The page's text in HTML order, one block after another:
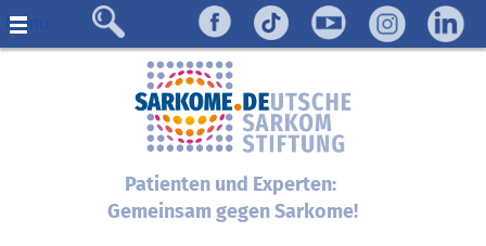
Menü
Patienten und Experten:
Gemeinsam gegen Sarkome!